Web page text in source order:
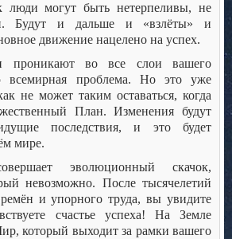
могут быть нетерпеливы, не
Будут и дальше и «взлёты» и
движение нацелено на успех.
проникают во все слои вашего
всемирная проблема. Но это уже
не может таким оставаться, когда
План. Изменения будут
последствия, и это будет
мире.
эволюционный скачок,
невозможно. После тысячелетий
и упорного труда, вы увидите
счастье успеха! На Земле
который выходит за рамки вашего